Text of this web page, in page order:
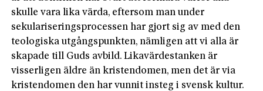
skulle vara lika värda, eftersom man under
sekulariseringsprocessen har gjort sig av med den
teologiska utgångspunkten, nämligen att vi alla är
skapade till Guds avbild. Likavärdestanken är
visserligen äldre än kristendomen, men det är via
kristendomen den har vunnit insteg i svensk kultur.